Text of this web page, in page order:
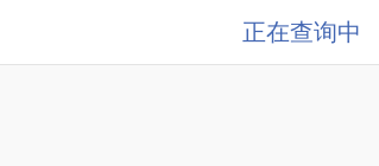
正在查询中